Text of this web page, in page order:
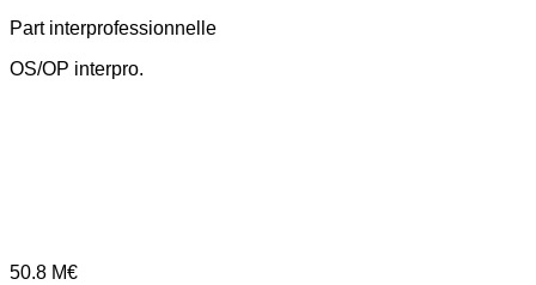
Part interprofessionnelle
OS/OP interpro.
50.8 M€